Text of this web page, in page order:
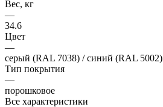
Вес, кг
—
34.6
Цвет
—
cерый (RAL 7038) / синий (RAL 5002)
Тип покрытия
—
порошковое
Все характеристики